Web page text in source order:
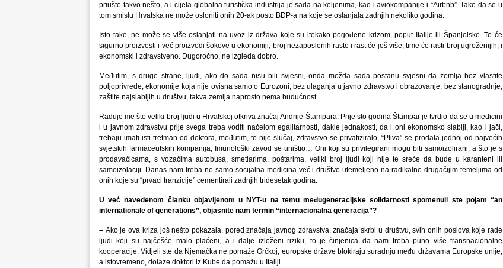
priušte takvo nešto, a i cijela globalna turistička industrija je sada na koljenima, kao i aviokompanije i “Airbnb”. Tako da se u
tom smislu Hrvatska ne može osloniti onih 20-ak posto BDP-a na koje se oslanjala zadnjih nekoliko godina.
Isto tako, ne može se više oslanjati na uvoz iz država koje su itekako pogođene krizom, poput Italije ili Španjolske. To će
sigurno proizvesti i već proizvodi šokove u ekonomiji, broj nezaposlenih raste i rast će još više, time će rasti broj ugroženijih, i
ekonomski i zdravstveno. Dugoročno, ne izgleda dobro.
Međutim, s druge strane, ljudi, ako do sada nisu bili svjesni, onda možda sada postanu svjesni da zemlja bez vlastite
poljoprivrede, ekonomije koja nije ovisna samo o Eurozoni, bez ulaganja u javno zdravstvo i obrazovanje, bez stanogradnje,
zaštite najslabijih u društvu, takva zemlja naprosto nema budućnost.
Raduje me što veliki broj ljudi u Hrvatskoj otkriva značaj Andrije Štampara. Prije sto godina Štampar je tvrdio da se u medicini
i u javnom zdravstvu prije svega treba voditi načelom egalitarnosti, dakle jednakosti, da i oni ekonomsko slabiji, kao i jači,
trebaju imati isti tretman od doktora, međutim, to nije slučaj, zdravstvo se privatiziralo, “Pliva” se prodala jednoj od najvećih
svjetskih farmaceutskih kompanija, Imunološki zavod se uništio… Oni koji su privilegirani mogu biti samoizolirani, a što je s
prodavačicama, s vozačima autobusa, smetlarima, poštarima, veliki broj ljudi koji nije te sreće da bude u karanteni ili
samoizolaciji. Danas nam treba ne samo socijalna medicina već i društvo utemeljeno na radikalno drugačijim temeljima od
onih koje su “prvaci tranzicije” cementirali zadnjih tridesetak godina.
U već navedenom članku objavljenom u NYT-u na temu međugeneracijske solidarnosti spomenuli ste pojam “an
internationale of generations”, objasnite nam termin “internacionalna generacija”?
– Ako je ova kriza još nešto pokazala, pored značaja javnog zdravstva, značaja skrbi u društvu, svih onih poslova koje rade
ljudi koji su najčešće malo plaćeni, a i dalje izloženi riziku, to je činjenica da nam treba puno više transnacionalne
kooperacije. Vidjeli ste da Njemačka ne pomaže Grčkoj, europske države blokiraju suradnju među državama Europske unije,
a istovremeno, dolaze doktori iz Kube da pomažu u Italiji.